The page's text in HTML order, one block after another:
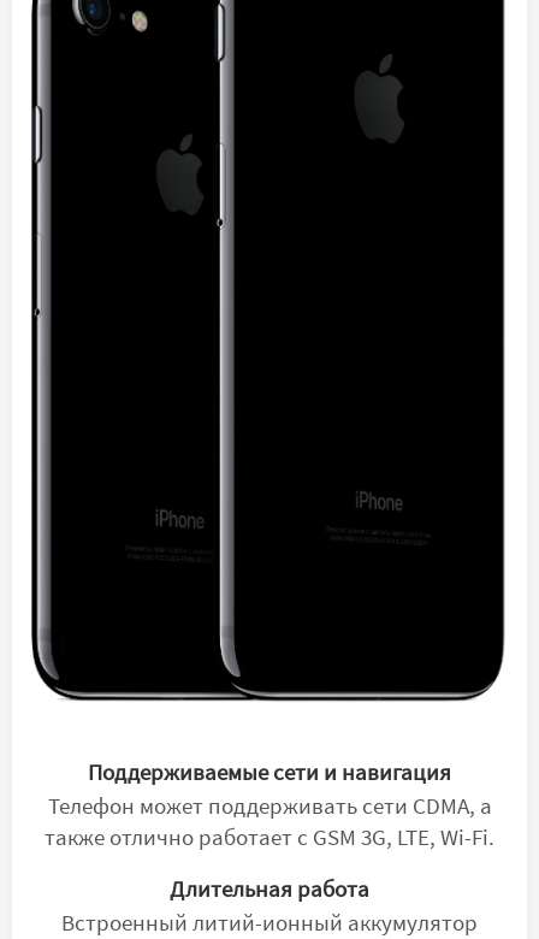
Поддерживаемые сети и навигация
Телефон может поддерживать сети CDMA, а
также отлично работает с GSM 3G, LTE, Wi-Fi.
Длительная работа
Встроенный литий-ионный аккумулятор